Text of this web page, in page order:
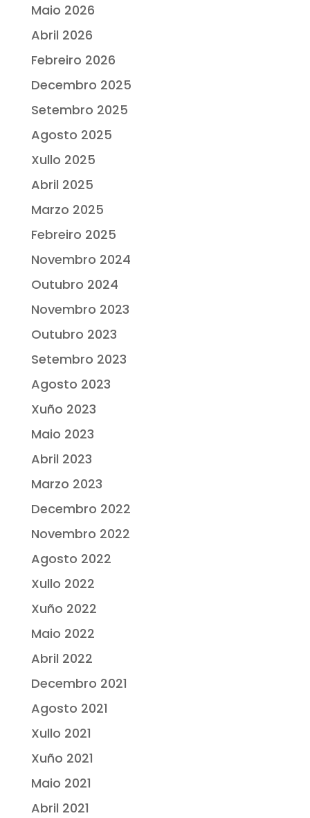
Maio 2026
Abril 2026
Febreiro 2026
Decembro 2025
Setembro 2025
Agosto 2025
Xullo 2025
Abril 2025
Marzo 2025
Febreiro 2025
Novembro 2024
Outubro 2024
Novembro 2023
Outubro 2023
Setembro 2023
Agosto 2023
Xuño 2023
Maio 2023
Abril 2023
Marzo 2023
Decembro 2022
Novembro 2022
Agosto 2022
Xullo 2022
Xuño 2022
Maio 2022
Abril 2022
Decembro 2021
Agosto 2021
Xullo 2021
Xuño 2021
Maio 2021
Abril 2021